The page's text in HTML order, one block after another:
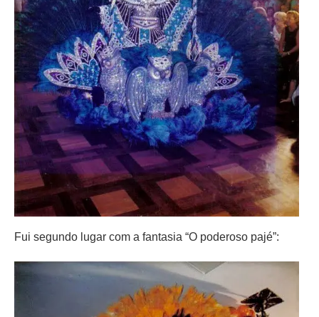
Fui segundo lugar com a fantasia “O poderoso pajé”: